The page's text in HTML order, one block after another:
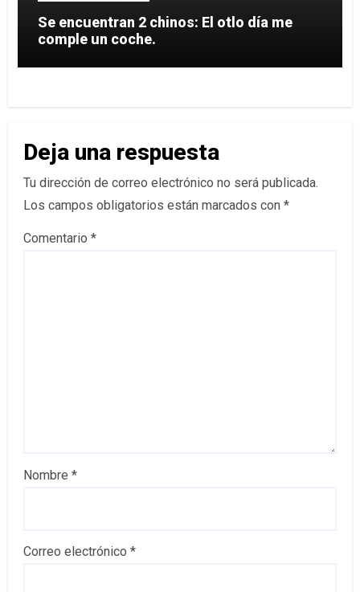
Se encuentran 2 chinos: El otlo día me
comple un coche.
Deja una respuesta
Tu dirección de correo electrónico no será publicada.
Los campos obligatorios están marcados con *
Comentario *
Nombre *
Correo electrónico *